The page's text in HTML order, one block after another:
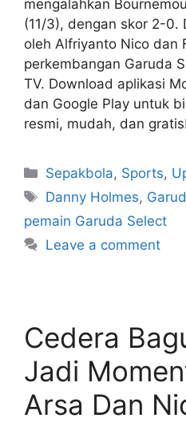
mengalahkan
(11/3), dengan skor 2-0.
oleh Alfriyanto Nico dan
perkembangan Garuda
TV. Download aplikasi
dan Google Play untuk
resmi, mudah, dan
Sepakbola, Sports,
Danny Holmes,
pemain Garuda Select
Leave a comment
Cedera
Jadi
Arsa Dan